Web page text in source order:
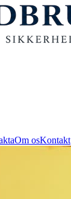
Om osKontakt